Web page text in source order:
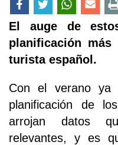
El auge de
planificación
turista español.
Con el verano ya
planificación de
arrojan datos
relevantes, y es